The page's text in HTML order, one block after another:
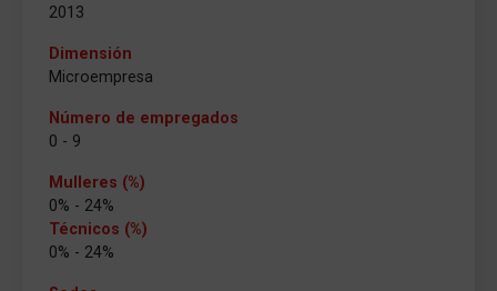
2013
Dimensión
Microempresa
Número de empregados
0 - 9
Mulleres (%)
0% - 24%
Técnicos (%)
0% - 24%